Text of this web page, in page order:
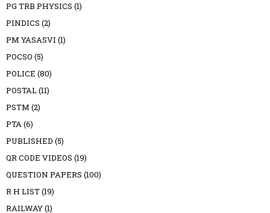
PG TRB PHYSICS (1)
PINDICS (2)
PM YASASVI (1)
POCSO (5)
POLICE (80)
POSTAL(11)
PSTM (2)
PTA(6)
PUBLISHED (5)
QR CODE VIDEOS (19)
QUESTION PAPERS (100)
R H LIST(19)
RAILWAY(1)